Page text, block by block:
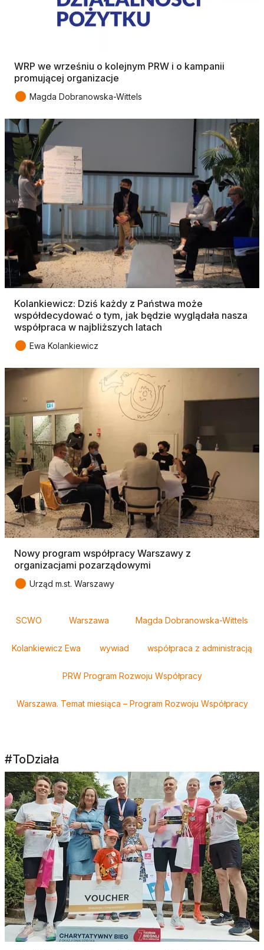
WRP we wrześniu o kolejnym PRW i o kampanii
promującej organizacje
● Magda Dobranowska-Wittels
Kolankiewicz: Dziś każdy z Państwa może
współdecydować o tym, jak będzie wyglądała nasza
współpraca w najbliższych latach
● Ewa Kolankiewicz
Nowy program współpracy Warszawy z
organizacjami pozarządowymi
● Urząd m.st. Warszawy
SCWO Warszawa Magda Dobranowska-Wittels
Kolankiewicz Ewa wywiad współpraca z administracją
PRW Program Rozwoju Współpracy
Warszawa. Temat miesiąca – Program Rozwoju Współpracy
#ToDziała